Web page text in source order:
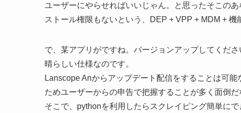
ユーザーにやらせればいいじゃん。と思ったそこの
ストール権限もないという、DEP + VPP + MDM + 機
で、某アプリがですね。バージョンアップしてくだ
晴らしい仕様なのです。
Lanscope Anからアップデート配信をすることは可
ためユーザーからの申告で把握することが多く面倒だ
そこで、pythonを利用したらスクレイピング簡単に